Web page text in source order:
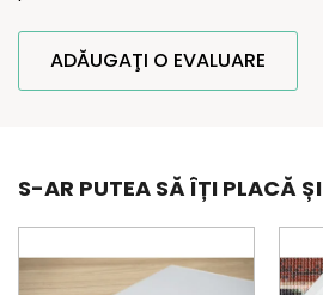
ADĂUGAŢI O EVALUARE
S-AR PUTEA SĂ ÎȚI PLACĂ ȘI